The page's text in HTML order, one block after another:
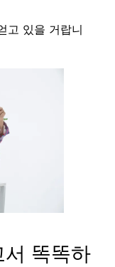
고 있을 거랍니
똑똑하